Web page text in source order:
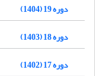
دوره 19 (1404)
دوره 18 (1403)
دوره 17 (1402)